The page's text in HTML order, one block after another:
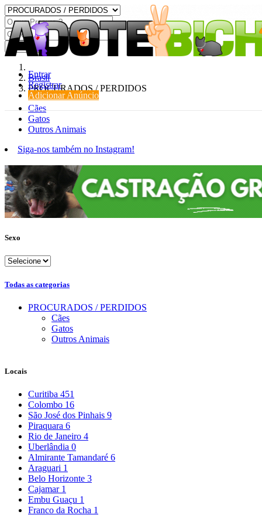
Entrar
Registrar
Adicionar Anúncio
Procurar
Brasil
PROCURADOS / PERDIDOS
Cães
Gatos
Outros Animais
Siga-nos também no Instagram!
Sexo
Todas as categorias
PROCURADOS / PERDIDOS
Cães
Gatos
Outros Animais
Locais
Curitiba 451
Colombo 16
São José dos Pinhais 9
Piraquara 6
Rio de Janeiro 4
Uberlândia 0
Almirante Tamandaré 6
Araguari 1
Belo Horizonte 3
Cajamar 1
Embu Guaçu 1
Franco da Rocha 1